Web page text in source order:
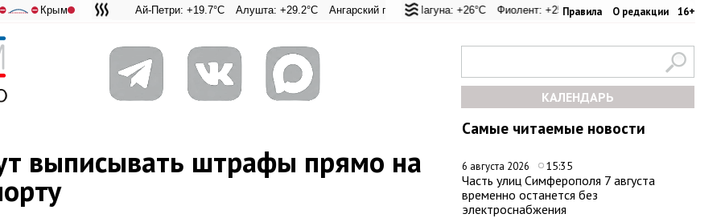
Правила О редакции 16+
Адмиральская Лагуна: +26°C Фиолент: +25.9°C Казачья бухта: +25.9°C Херсонес:
Ай-Петри: +19.7°C Алушта: +29.2°C Ангарский перевал: +20.9°C Евпатория: +24.5°C Керчь: +30.6°C Никитский сад:
⛔ Крым
КАЛЕНДАРЬ
Самые читаемые новости
6 августа 2026 15:35
Часть улиц Симферополя 7 августа
временно останется без
электроснабжения
выписывать штрафы прямо на